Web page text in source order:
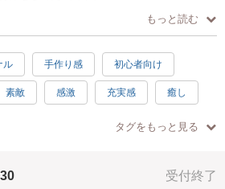
て、晴れやかに新年を迎えましょう♪
もっと読む
ル 手作り感 初心者向け
素敵 感激 充実感 癒し
親子で参加
タグをもっと見る
受付終了